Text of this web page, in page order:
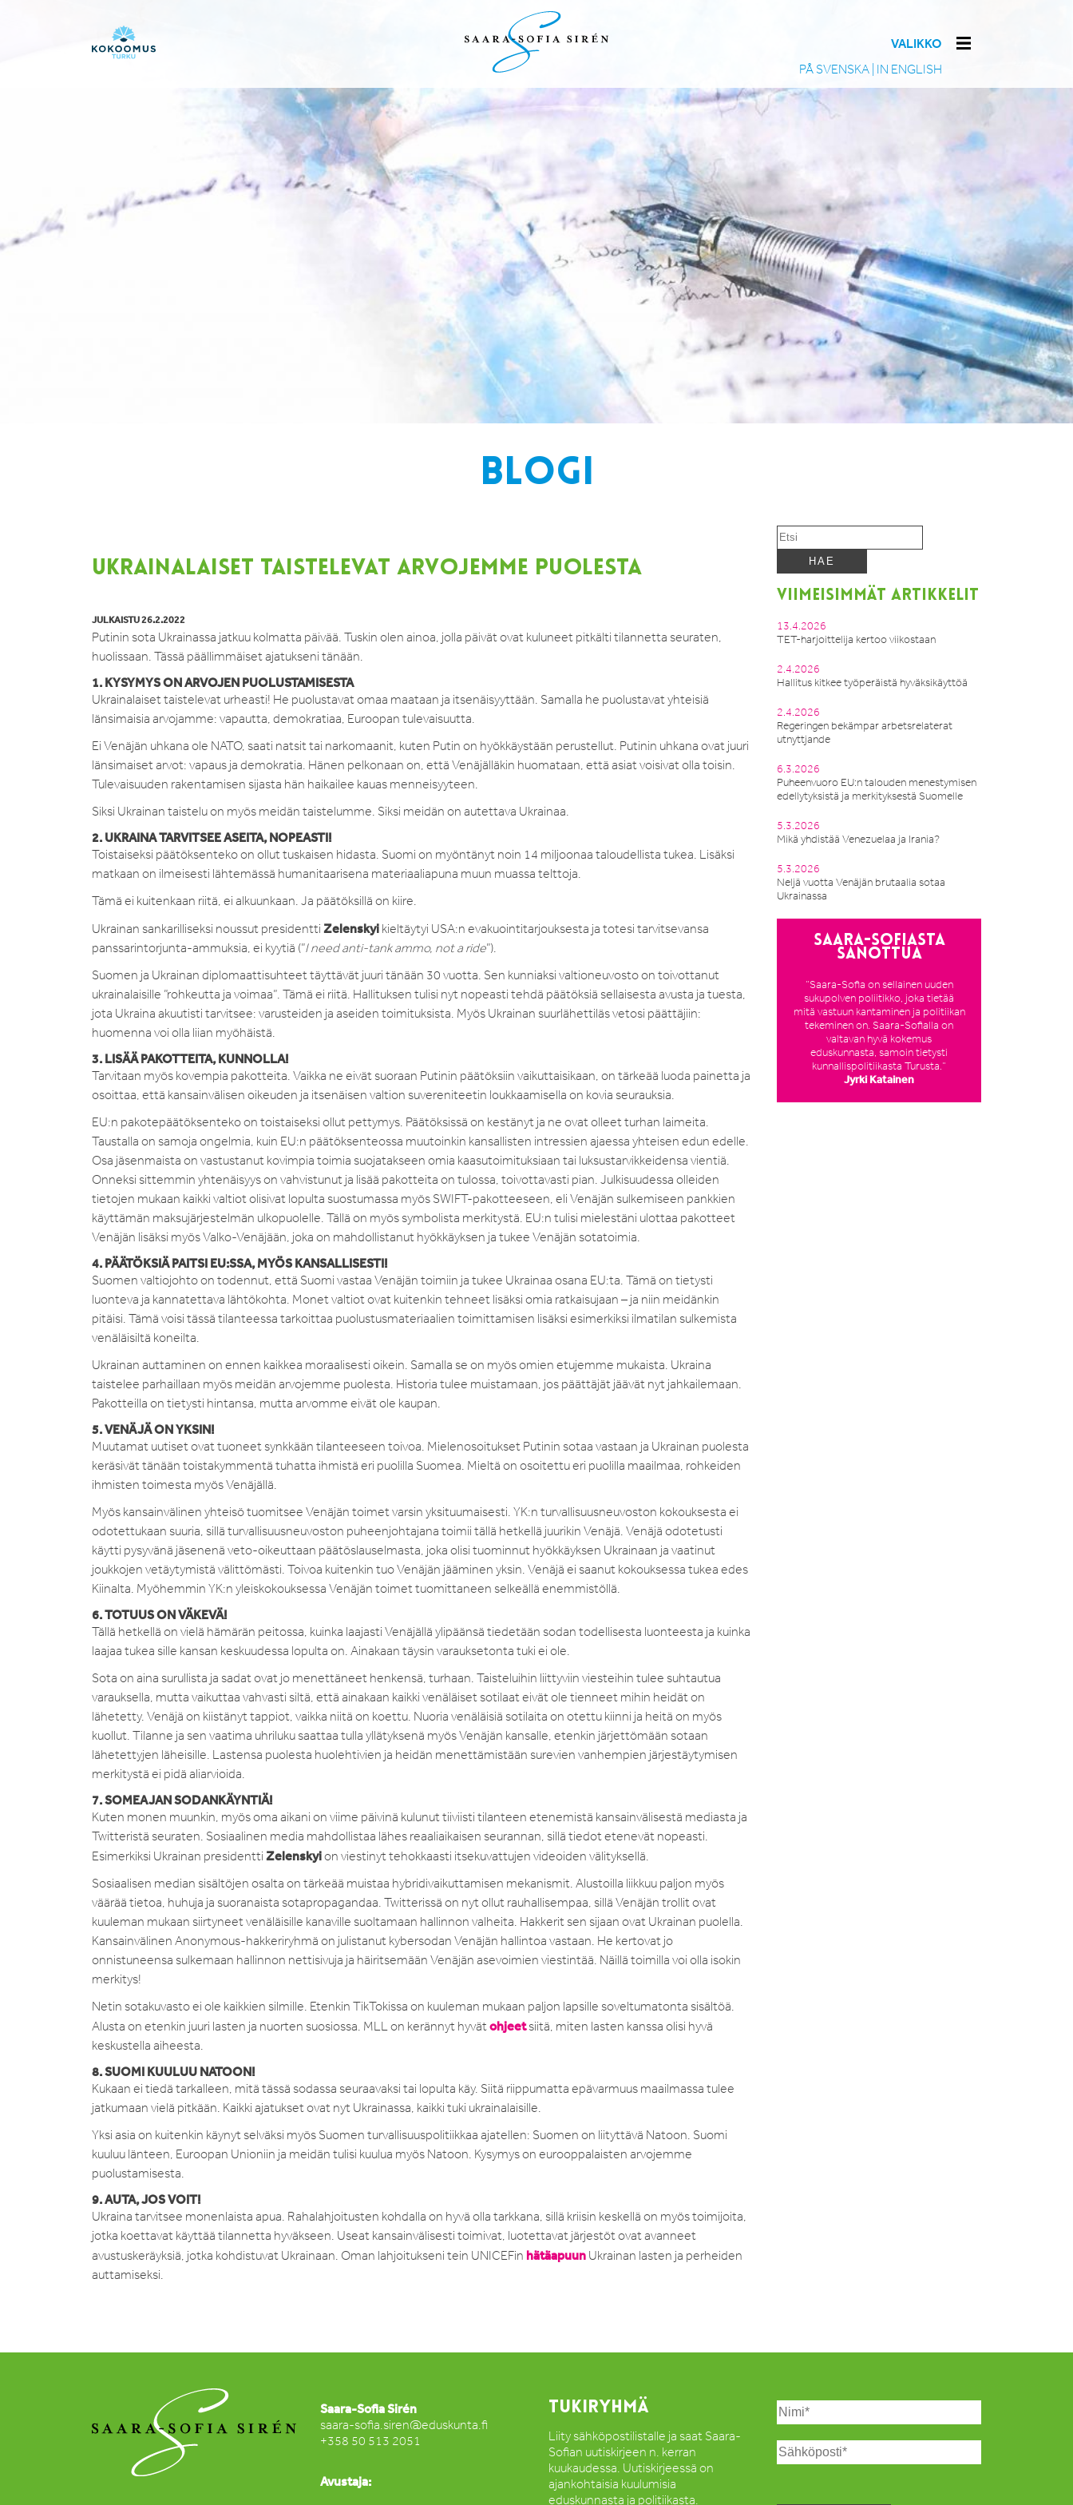
PÅ SVENSKA IN ENGLISH
VALIKKO
BLOGI
UKRAINALAISET TAISTELEVAT ARVOJEMME PUOLESTA
JULKAISTU 26.2.2022
Putinin sota Ukrainassa jatkuu kolmatta päivää. Tuskin olen ainoa, jolla päivät ovat kuluneet pitkälti tilannetta seuraten,
huolissaan. Tässä päällimmäiset ajatukseni tänään.
1. KYSYMYS ON ARVOJEN PUOLUSTAMISESTA
Ukrainalaiset taistelevat urheasti! He puolustavat omaa maataan ja itsenäisyyttään. Samalla he puolustavat yhteisiä
länsimaisia arvojamme: vapautta, demokratiaa, Euroopan tulevaisuutta.
Ei Venäjän uhkana ole NATO, saati natsit tai narkomaanit, kuten Putin on hyökkäystään perustellut. Putinin uhkana ovat juuri
länsimaiset arvot: vapaus ja demokratia. Hänen pelkonaan on, että Venäjälläkin huomataan, että asiat voisivat olla toisin.
Tulevaisuuden rakentamisen sijasta hän haikailee kauas menneisyyteen.
Siksi Ukrainan taistelu on myös meidän taistelumme. Siksi meidän on autettava Ukrainaa.
2. UKRAINA TARVITSEE ASEITA, NOPEASTI!
Toistaiseksi päätöksenteko on ollut tuskaisen hidasta. Suomi on myöntänyt noin 14 miljoonaa taloudellista tukea. Lisäksi
matkaan on ilmeisesti lähtemässä humanitaarisena materiaaliapuna muun muassa telttoja.
Tämä ei kuitenkaan riitä, ei alkuunkaan. Ja päätöksillä on kiire.
Ukrainan sankarilliseksi noussut presidentti Zelenskyi kieltäytyi USA:n evakuointitarjouksesta ja totesi tarvitsevansa
panssarintorjunta-ammuksia, ei kyytiä (”I need anti-tank ammo, not a ride”).
Suomen ja Ukrainan diplomaattisuhteet täyttävät juuri tänään 30 vuotta. Sen kunniaksi valtioneuvosto on toivottanut
ukrainalaisille ”rohkeutta ja voimaa”. Tämä ei riitä. Hallituksen tulisi nyt nopeasti tehdä päätöksiä sellaisesta avusta ja tuesta,
jota Ukraina akuutisti tarvitsee: varusteiden ja aseiden toimituksista. Myös Ukrainan suurlähettiläs vetosi päättäjiin:
huomenna voi olla liian myöhäistä.
3. LISÄÄ PAKOTTEITA, KUNNOLLA!
Tarvitaan myös kovempia pakotteita. Vaikka ne eivät suoraan Putinin päätöksiin vaikuttaisikaan, on tärkeää luoda painetta ja
osoittaa, että kansainvälisen oikeuden ja itsenäisen valtion suvereniteetin loukkaamisella on kovia seurauksia.
EU:n pakotepäätöksenteko on toistaiseksi ollut pettymys. Päätöksissä on kestänyt ja ne ovat olleet turhan laimeita.
Taustalla on samoja ongelmia, kuin EU:n päätöksenteossa muutoinkin kansallisten intressien ajaessa yhteisen edun edelle.
Osa jäsenmaista on vastustanut kovimpia toimia suojatakseen omia kaasutoimituksiaan tai luksustarvikkeidensa vientiä.
Onneksi sittemmin yhtenäisyys on vahvistunut ja lisää pakotteita on tulossa, toivottavasti pian. Julkisuudessa olleiden
tietojen mukaan kaikki valtiot olisivat lopulta suostumassa myös SWIFT-pakotteeseen, eli Venäjän sulkemiseen pankkien
käyttämän maksujärjestelmän ulkopuolelle. Tällä on myös symbolista merkitystä. EU:n tulisi mielestäni ulottaa pakotteet
Venäjän lisäksi myös Valko-Venäjään, joka on mahdollistanut hyökkäyksen ja tukee Venäjän sotatoimia.
4. PÄÄTÖKSIÄ PAITSI EU:SSA, MYÖS KANSALLISESTI!
Suomen valtiojohto on todennut, että Suomi vastaa Venäjän toimiin ja tukee Ukrainaa osana EU:ta. Tämä on tietysti
luonteva ja kannatettava lähtökohta. Monet valtiot ovat kuitenkin tehneet lisäksi omia ratkaisujaan – ja niin meidänkin
pitäisi. Tämä voisi tässä tilanteessa tarkoittaa puolustusmateriaalien toimittamisen lisäksi esimerkiksi ilmatilan sulkemista
venäläisiltä koneilta.
Ukrainan auttaminen on ennen kaikkea moraalisesti oikein. Samalla se on myös omien etujemme mukaista. Ukraina
taistelee parhaillaan myös meidän arvojemme puolesta. Historia tulee muistamaan, jos päättäjät jäävät nyt jahkailemaan.
Pakotteilla on tietysti hintansa, mutta arvomme eivät ole kaupan.
5. VENÄJÄ ON YKSIN!
Muutamat uutiset ovat tuoneet synkkään tilanteeseen toivoa. Mielenosoitukset Putinin sotaa vastaan ja Ukrainan puolesta
keräsivät tänään toistakymmentä tuhatta ihmistä eri puolilla Suomea. Mieltä on osoitettu eri puolilla maailmaa, rohkeiden
ihmisten toimesta myös Venäjällä.
Myös kansainvälinen yhteisö tuomitsee Venäjän toimet varsin yksituumaisesti. YK:n turvallisuusneuvoston kokouksesta ei
odotettukaan suuria, sillä turvallisuusneuvoston puheenjohtajana toimii tällä hetkellä juurikin Venäjä. Venäjä odotetusti
käytti pysyvänä jäsenenä veto-oikeuttaan päätöslauselmasta, joka olisi tuominnut hyökkäyksen Ukrainaan ja vaatinut
joukkojen vetäytymistä välittömästi. Toivoa kuitenkin tuo Venäjän jääminen yksin. Venäjä ei saanut kokouksessa tukea edes
Kiinalta. Myöhemmin YK:n yleiskokouksessa Venäjän toimet tuomittaneen selkeällä enemmistöllä.
6. TOTUUS ON VÄKEVÄ!
Tällä hetkellä on vielä hämärän peitossa, kuinka laajasti Venäjällä ylipäänsä tiedetään sodan todellisesta luonteesta ja kuinka
laajaa tukea sille kansan keskuudessa lopulta on. Ainakaan täysin varauksetonta tuki ei ole.
Sota on aina surullista ja sadat ovat jo menettäneet henkensä, turhaan. Taisteluihin liittyviin viesteihin tulee suhtautua
varauksella, mutta vaikuttaa vahvasti siltä, että ainakaan kaikki venäläiset sotilaat eivät ole tienneet mihin heidät on
lähetetty. Venäjä on kiistänyt tappiot, vaikka niitä on koettu. Nuoria venäläisiä sotilaita on otettu kiinni ja heitä on myös
kuollut. Tilanne ja sen vaatima uhriluku saattaa tulla yllätyksenä myös Venäjän kansalle, etenkin järjettömään sotaan
lähetettyjen läheisille. Lastensa puolesta huolehtivien ja heidän menettämistään surevien vanhempien järjestäytymisen
merkitystä ei pidä aliarvioida.
7. SOMEAJAN SODANKÄYNTIÄ!
Kuten monen muunkin, myös oma aikani on viime päivinä kulunut tiiviisti tilanteen etenemistä kansainvälisestä mediasta ja
Twitteristä seuraten. Sosiaalinen media mahdollistaa lähes reaaliaikaisen seurannan, sillä tiedot etenevät nopeasti.
Esimerkiksi Ukrainan presidentti Zelenskyion viestinyt tehokkaasti itsekuvattujen videoiden välityksellä.
Sosiaalisen median sisältöjen osalta on tärkeää muistaa hybridivaikuttamisen mekanismit. Alustoilla liikkuu paljon myös
väärää tietoa, huhuja ja suoranaista sotapropagandaa. Twitterissä on nyt ollut rauhallisempaa, sillä Venäjän trollit ovat
kuuleman mukaan siirtyneet venäläisille kanaville suoltamaan hallinnon valheita. Hakkerit sen sijaan ovat Ukrainan puolella.
Kansainvälinen Anonymous-hakkeriryhmä on julistanut kybersodan Venäjän hallintoa vastaan. He kertovat jo
onnistuneensa sulkemaan hallinnon nettisivuja ja häiritsemään Venäjän asevoimien viestintää. Näillä toimilla voi olla isokin
merkitys!
Netin sotakuvasto ei ole kaikkien silmille. Etenkin TikTokissa on kuuleman mukaan paljon lapsille soveltumatonta sisältöä.
Alusta on etenkin juuri lasten ja nuorten suosiossa. MLL on kerännyt hyvätohjeetsiitä, miten lasten kanssa olisi hyvä
keskustella aiheesta.
8. SUOMI KUULUU NATOON!
Kukaan ei tiedä tarkalleen, mitä tässä sodassa seuraavaksi tai lopulta käy. Siitä riippumatta epävarmuus maailmassa tulee
jatkumaan vielä pitkään. Kaikki ajatukset ovat nyt Ukrainassa, kaikki tuki ukrainalaisille.
Yksi asia on kuitenkin käynyt selväksi myös Suomen turvallisuuspolitiikkaa ajatellen: Suomen on liityttävä Natoon. Suomi
kuuluu länteen, Euroopan Unioniin ja meidän tulisi kuulua myös Natoon. Kysymys on eurooppalaisten arvojemme
puolustamisesta.
9. AUTA, JOS VOIT!
Ukraina tarvitsee monenlaista apua. Rahalahjoitusten kohdalla on hyvä olla tarkkana, sillä kriisin keskellä on myös toimijoita,
jotka koettavat käyttää tilannetta hyväkseen. Useat kansainvälisesti toimivat, luotettavat järjestöt ovat avanneet
avustuskeräyksiä, jotka kohdistuvat Ukrainaan. Oman lahjoitukseni tein UNICEFin hätäapuun Ukrainan lasten ja perheiden
auttamiseksi.
VIIMEISIMMÄT ARTIKKELIT
13.4.2026
TET-harjoittelija kertoo viikostaan
2.4.2026
Hallitus kitkee työperäistä hyväksikäyttöä
2.4.2026
Regeringen bekämpar arbetsrelaterat
utnyttjande
6.3.2026
Puheenvuoro EU:n talouden menestymisen
edellytyksistä ja merkityksestä Suomelle
5.3.2026
Mikä yhdistää Venezuelaa ja Irania?
5.3.2026
Neljä vuotta Venäjän brutaalia sotaa
Ukrainassa
Saara-Sofiasta
sanottua
”Saara-Sofia on sellainen uuden
sukupolven poliitikko, joka tietää
mitä vastuun kantaminen ja politiikan
tekeminen on. Saara-Sofialla on
valtavan hyvä kokemus
eduskunnasta, samoin tietysti
kunnallispolitiikasta Turusta.”
Jyrki Katainen
Saara-Sofia Sirén
saara-sofia.siren@eduskunta.fi
+358 50 513 2051
Avustaja:
TUKIRYHMÄ
Liity sähköpostilistalle ja saat Saara-
Sofian uutiskirjeen n. kerran
kuukaudessa. Uutiskirjeessä on
ajankohtaisia kuulumisia
eduskunnasta ja politiikasta.